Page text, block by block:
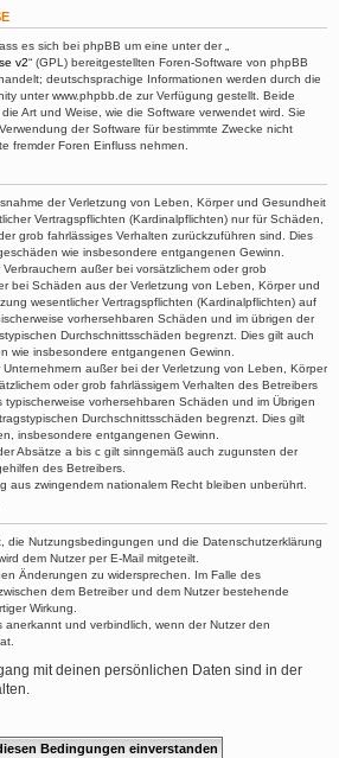
es sich bei phpBB um eine unter der „
v2“ (GPL) bereitgestellten Foren-Software von phpBB
deutschsprachige Informationen werden durch die
unter www.phpbb.de zur Verfügung gestellt. Beide
Art und Weise, wie die Software verwendet wird. Sie
der Software für bestimmte Zwecke nicht
fremder Foren Einfluss nehmen.
der Verletzung von Leben, Körper und Gesundheit
Vertragspflichten (Kardinalpflichten) nur für Schäden,
grob fahrlässiges Verhalten zurückzuführen sind. Dies
wie insbesondere entgangenen Gewinn.
außer bei vorsätzlichem oder grob
bei Schäden aus der Verletzung von Leben, Körper und
wesentlicher Vertragspflichten (Kardinalpflichten) auf
vorhersehbaren Schäden und im übrigen der
Durchschnittsschäden begrenzt. Dies gilt auch
wie insbesondere entgangenen Gewinn.
außer bei der Verletzung von Leben, Körper
oder grob fahrlässigem Verhalten des Betreibers
typischerweise vorhersehbaren Schäden und im Übrigen
Durchschnittsschäden begrenzt. Dies gilt
insbesondere entgangenen Gewinn.
Absätze a bis c gilt sinngemäß auch zugunsten der
des Betreibers.
aus zwingendem nationalem Recht bleiben unberührt.
die Nutzungsbedingungen und die Datenschutzerklärung
dem Nutzer per E-Mail mitgeteilt.
Änderungen zu widersprechen. Im Falle des
dem Betreiber und dem Nutzer bestehende
Wirkung.
und verbindlich, wenn der Nutzer den
mit deinen persönlichen Daten sind in der